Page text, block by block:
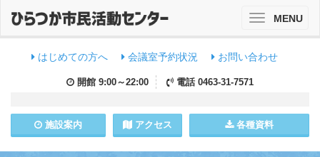
はじめての方へ 会議室予約状況 お問い合わせ
開館 9:00～22:00 電話 0463-31-7571
施設案内 アクセス 各種資料
ToggleMENU